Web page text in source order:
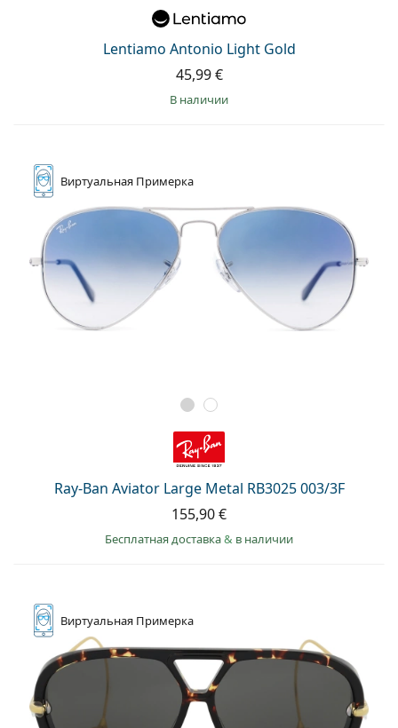
Lentiamo Antonio Light Gold
45,99 €
в наличии
Виртуальная Примерка
Ray-Ban Aviator Large Metal RB3025 003/3F
155,90 €
Бесплатная доставка& в наличии
Виртуальная Примерка